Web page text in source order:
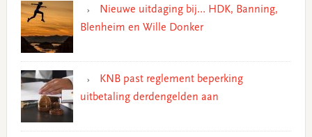
Nieuwe uitdaging bij… HDK, Banning,
Blenheim en Wille Donker
KNB past reglement beperking
uitbetaling derdengelden aan